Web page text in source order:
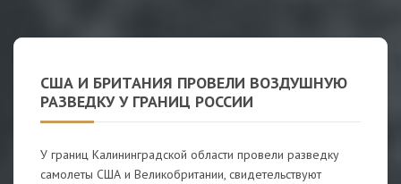
США И БРИТАНИЯ ПРОВЕЛИ ВОЗДУШНУЮ
РАЗВЕДКУ У ГРАНИЦ РОССИИ
У границ Калининградской области провели разведку
самолеты США и Великобритании, свидетельствуют